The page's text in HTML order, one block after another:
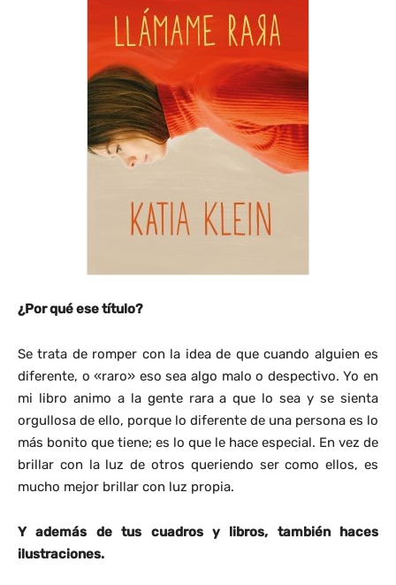
¿Por qué ese título?
Se trata de romper con la idea de que cuando alguien es
diferente, o «raro» eso sea algo malo o despectivo. Yo en
mi libro animo a la gente rara a que lo sea y se sienta
orgullosa de ello, porque lo diferente de una persona es lo
más bonito que tiene; es lo que le hace especial. En vez de
brillar con la luz de otros queriendo ser como ellos, es
mucho mejor brillar con luz propia.
Y además de tus cuadros y libros, también haces
ilustraciones.